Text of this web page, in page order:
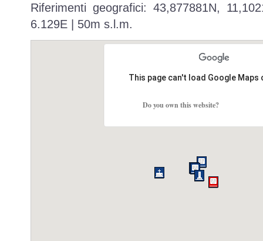
Riferimenti geografici: 43,877881N,
6.129E | 50m s.l.m.
This page can't load Google
Do you own this website?